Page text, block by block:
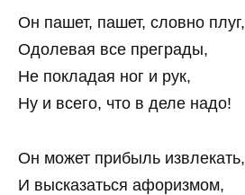
Он пашет, пашет, словно плуг,
Одолевая все преграды,
Не покладая ног и рук,
Ну и всего, что в деле надо!
Он может прибыль извлекать,
И высказаться афоризмом,